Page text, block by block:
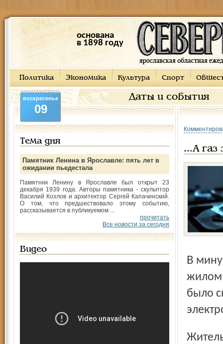
основана
в 1898 году
Политика Экономика Культура Спорт
Даты и события
воскресенье
09
Тема дня
Памятник Ленина в Ярославле: пять лет в
ожидании пьедестала
Памятник Ленину в Ярославле был открыт 23
декабря 1939 года. Авторы памятника - скульптор
Василий Козлов и архитектор Сергей Капачинский.
О том, что предшествовало этому событию,
рассказывается в публикуемом ...
прочитать
Все новости за сегодня
Видео
...А газ
В минувшую среду в восемь утра в многоквартирном
жилом
было
Жительница одной из квартир решила вскипятить чайник.